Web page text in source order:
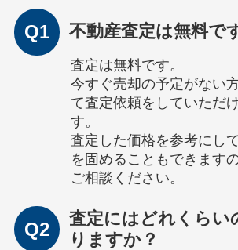
Q1 不動産査定は無料で
査定は無料です。
今すぐ売却の予定がない
て査定依頼をしていただ
す。
査定した価格を参考にし
を固めることもできます
ご相談ください。
Q2
査定にはどれくらい
りますか？